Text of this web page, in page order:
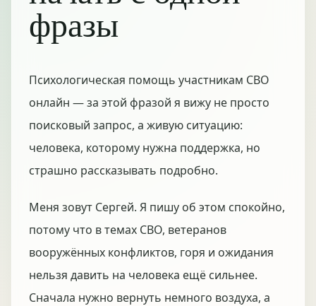
фразы
Психологическая помощь участникам СВО
онлайн — за этой фразой я вижу не просто
поисковый запрос, а живую ситуацию:
человека, которому нужна поддержка, но
страшно рассказывать подробно.
Меня зовут Сергей. Я пишу об этом спокойно,
потому что в темах СВО, ветеранов
вооружённых конфликтов, горя и ожидания
нельзя давить на человека ещё сильнее.
Сначала нужно вернуть немного воздуха, а